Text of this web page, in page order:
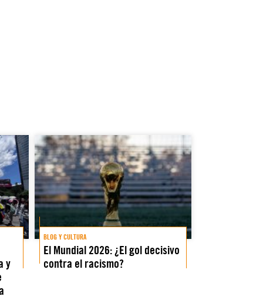
y
BLOG Y CULTURA
El Mundial 2026: ¿El gol decisivo
contra el racismo?